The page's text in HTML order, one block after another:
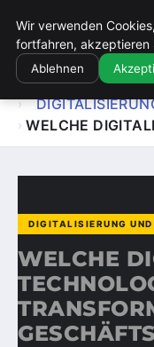
KIRCHE
STARTSEITE
WELCHE
DIGITALISIERUNG
WELCHE
Wir verwenden
fortfahren, akzeptieren
Ablehnen